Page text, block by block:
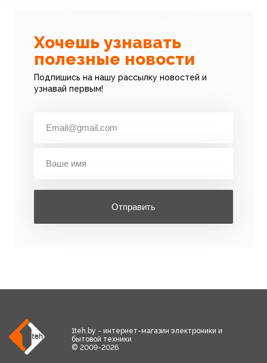
Хочешь узнавать
полезные новости
Подпишись на нашу рассылку новостей и
узнавай первым!
Отправить
1teh.by - интернет-магазин электроники и
бытовой техники
© 2009-2026